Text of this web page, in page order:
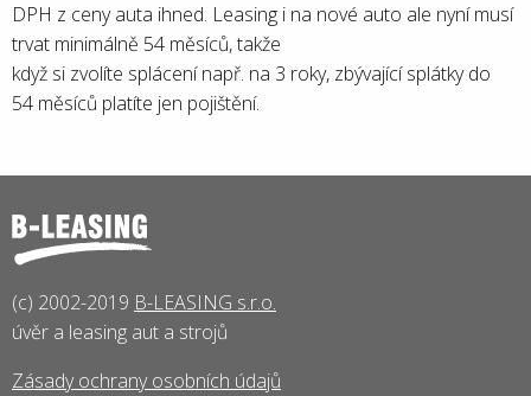
DPH z ceny auta ihned. Leasing i na nové auto ale nyní musí
trvat minimálně 54 měsíců, takže
když si zvolíte splácení např. na 3 roky, zbývající splátky do
54 měsíců platíte jen pojištění.
(c) 2002-2019 B-LEASING s.r.o.
úvěr a leasing aut a strojů
Zásady ochrany osobních údajů